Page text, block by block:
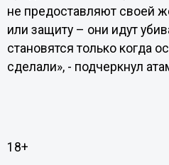
не предоставляют своей
или защиту – они идут
становятся только когда
сделали», - подчеркнул
18+